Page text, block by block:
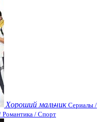
Хороший мальчик Сериалы /
Романтика / Спорт